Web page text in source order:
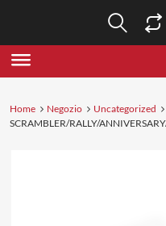
Home Negozio Uncategorized
SCRAMBLER/RALLY/